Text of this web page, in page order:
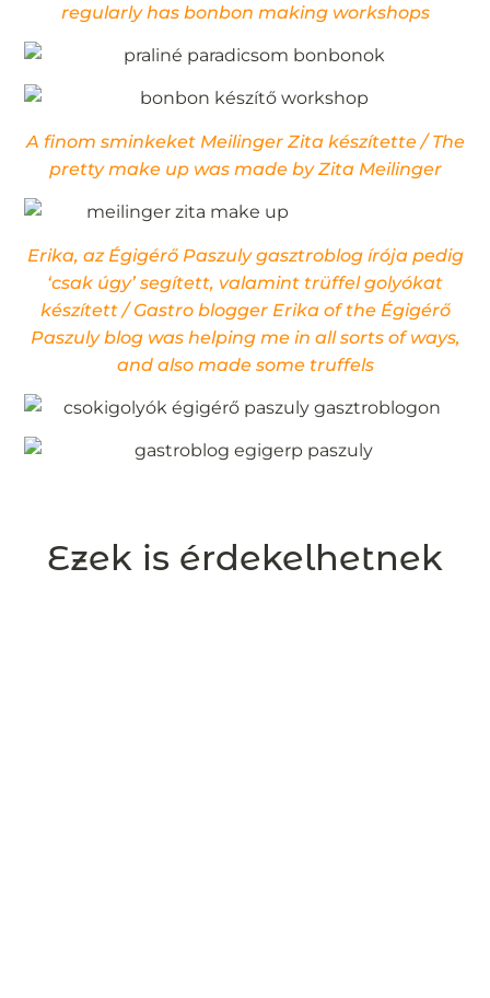
regularly has bonbon making workshops
A finom sminkeket Meilinger Zita készítette / The
pretty make up was made by Zita Meilinger
Erika, az Égigérő Paszuly gasztroblog írója pedig
‘csak úgy’ segített, valamint trüffel golyókat
készített / Gastro blogger Erika of the Égigérő
Paszuly blog was helping me in all sorts of ways,
and also made some truffels
Ezek is érdekelhetnek